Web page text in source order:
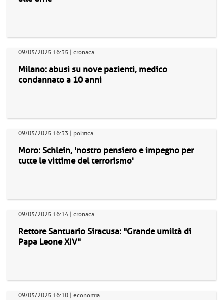
09/05/2025 16:35 | cronaca
Milano: abusi su nove pazienti, medico
condannato a 10 anni
09/05/2025 16:33 | politica
Moro: Schlein, 'nostro pensiero e impegno per
tutte le vittime del terrorismo'
09/05/2025 16:14 | cronaca
Rettore Santuario Siracusa: "Grande umiltà di
Papa Leone XIV"
09/05/2025 16:10 | economia